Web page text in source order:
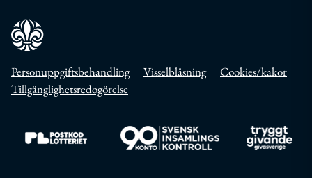
Personuppgiftsbehandling Visselblåsning
Cookies/kakor
Tillgänglighetsredogörelse
Till https://www.postkodlotteriet.se/Till https://www.insamlingskontroll.se/
Till https://